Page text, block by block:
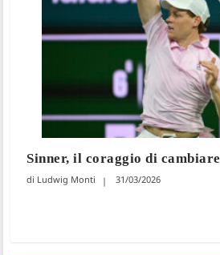
Sinner, il coraggio di cambiare
Ludwig Monti 31/03/2026